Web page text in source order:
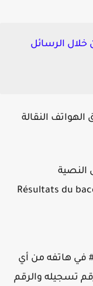
الرسائل
النقالة
تشكيل الرقم *567# في هاتفه من أي
تسجيله والرقم